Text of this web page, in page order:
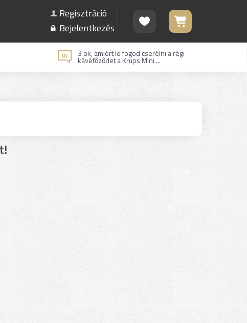
Regisztráció
Bejelentkezés
3 ok, amiért le fogod cserélni a régi
kávéfőződet a Krups Mini ...